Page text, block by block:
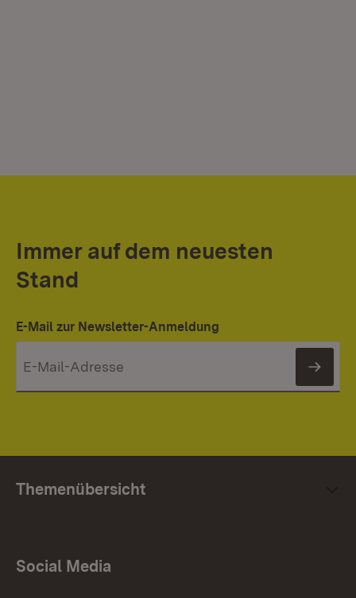
Immer auf dem neuesten
Stand
E-Mail zur Newsletter-Anmeldung
Themenübersicht
Social Media